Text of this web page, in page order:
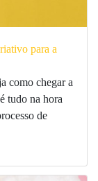
para a
como chegar a
tudo na hora
de